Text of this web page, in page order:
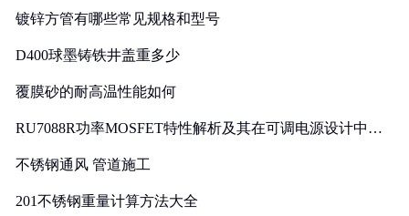
镀锌方管有哪些常见规格和型号
D400球墨铸铁井盖重多少
覆膜砂的耐高温性能如何
RU7088R功率MOSFET特性解析及其在可调电源设计中的
不锈钢通风 管道施工
201不锈钢重量计算方法大全